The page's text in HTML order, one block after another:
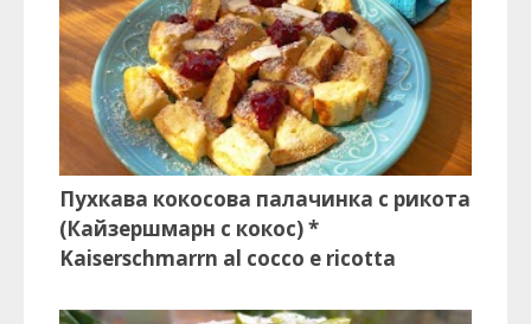
Пухкава кокосова палачинка с рикота
(Кайзершмарн с кокос) *
Kaiserschmarrn al cocco e ricotta